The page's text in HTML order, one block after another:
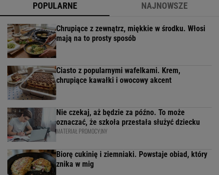
POPULARNE NAJNOWSZE
Chrupiące z zewnątrz, miękkie w środku. Włosi
mają na to prosty sposób
Ciasto z popularnymi wafelkami. Krem,
chrupiące kawałki i owocowy akcent
Nie czekaj, aż będzie za późno. To może
oznaczać, że szkoła przestała służyć dziecku
MATERIAŁ PROMOCYJNY
Biorę cukinię i ziemniaki. Powstaje obiad, który
znika w mig